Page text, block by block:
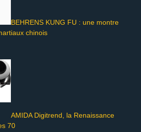
BEHRENS KUNG FU : une montre
chinois
AMIDA Digitrend, la Renaissance
70